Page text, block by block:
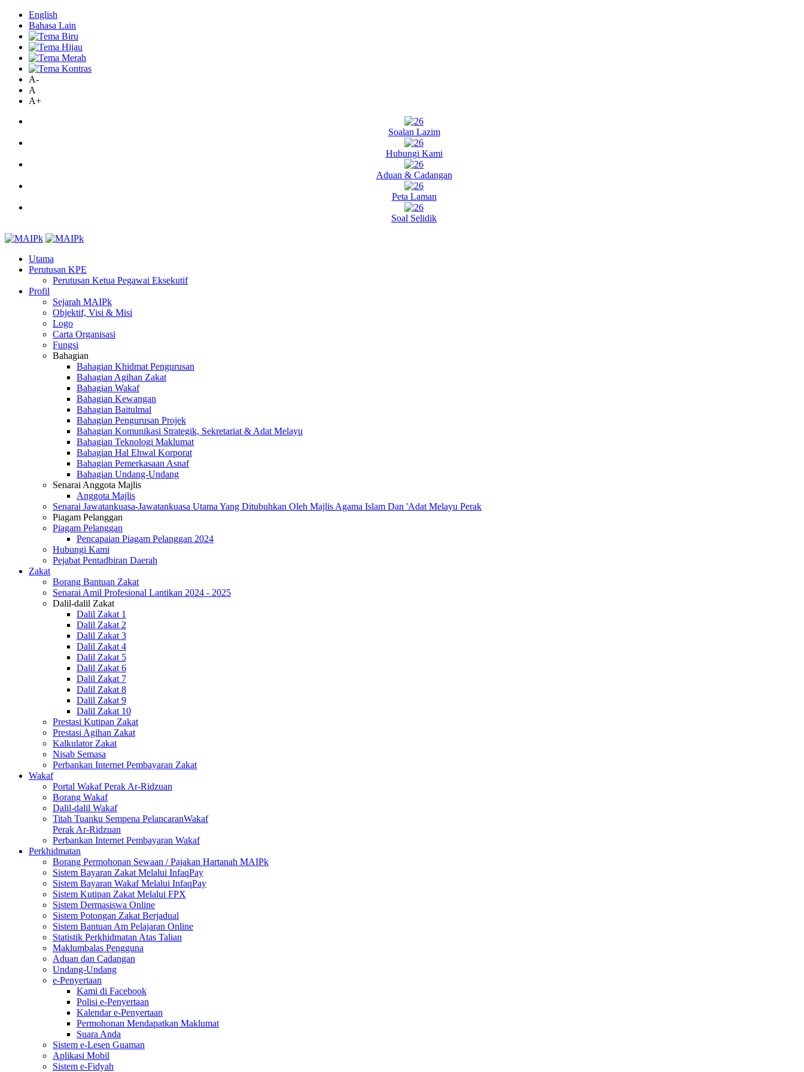
English
Bahasa Lain
A-
A
A+
Soalan Lazim
Hubungi Kami
Aduan & Cadangan
Peta Laman
Soal Selidik
Utama
Perutusan KPE
Perutusan Ketua Pegawai Eksekutif
Profil
Sejarah MAIPk
Objektif, Visi & Misi
Logo
Carta Organisasi
Fungsi
Bahagian
Bahagian Khidmat Pengurusan
Bahagian Agihan Zakat
Bahagian Wakaf
Bahagian Kewangan
Bahagian Baitulmal
Bahagian Pengurusan Projek
Bahagian Komunikasi Strategik, Sekretariat & Adat Melayu
Bahagian Teknologi Maklumat
Bahagian Hal Ehwal Korporat
Bahagian Pemerkasaan Asnaf
Bahagian Undang-Undang
Senarai Anggota Majlis
Anggota Majlis
Senarai Jawatankuasa-Jawatankuasa Utama Yang Ditubuhkan Oleh Majlis Agama Islam Dan 'Adat Melayu Perak
Piagam Pelanggan
Piagam Pelanggan
Pencapaian Piagam Pelanggan 2024
Hubungi Kami
Pejabat Pentadbiran Daerah
Zakat
Borang Bantuan Zakat
Senarai Amil Profesional Lantikan 2024 - 2025
Dalil-dalil Zakat
Dalil Zakat 1
Dalil Zakat 2
Dalil Zakat 3
Dalil Zakat 4
Dalil Zakat 5
Dalil Zakat 6
Dalil Zakat 7
Dalil Zakat 8
Dalil Zakat 9
Dalil Zakat 10
Prestasi Kutipan Zakat
Prestasi Agihan Zakat
Kalkulator Zakat
Nisab Semasa
Perbankan Internet Pembayaran Zakat
Wakaf
Portal Wakaf Perak Ar-Ridzuan
Borang Wakaf
Dalil-dalil Wakaf
Titah Tuanku Sempena PelancaranWakaf
Perak Ar-Ridzuan
Perbankan Internet Pembayaran Wakaf
Perkhidmatan
Borang Permohonan Sewaan / Pajakan Hartanah MAIPk
Sistem Bayaran Zakat Melalui InfaqPay
Sistem Bayaran Wakaf Melalui InfaqPay
Sistem Kutipan Zakat Melalui FPX
Sistem Dermasiswa Online
Sistem Potongan Zakat Berjadual
Sistem Bantuan Am Pelajaran Online
Statistik Perkhidmatan Atas Talian
Maklumbalas Pengguna
Aduan dan Cadangan
Undang-Undang
e-Penyertaan
Kami di Facebook
Polisi e-Penyertaan
Kalendar e-Penyertaan
Permohonan Mendapatkan Maklumat
Suara Anda
Sistem e-Lesen Guaman
Aplikasi Mobil
Sistem e-Fidyah